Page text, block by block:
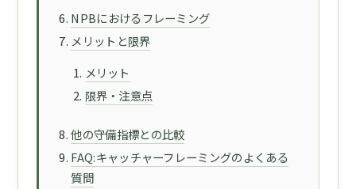
NPBにおけるフレーミング
メリットと限界
メリット
限界・注意点
他の守備指標との比較
FAQ:キャッチャーフレーミングのよくある
質問